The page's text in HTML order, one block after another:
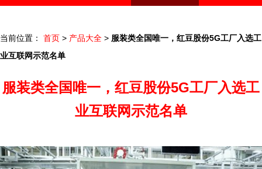
当前位置： 首页 > 产品大全 > 服装类全国唯一，红豆股份5G工厂入选工
业互联网示范名单
服装类全国唯一，红豆股份5G工厂入选工
业互联网示范名单